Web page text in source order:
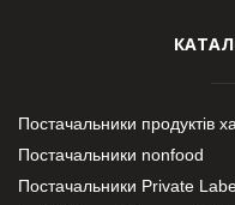
Постачальники продуктів
Постачальники nonfood
Постачальники Private